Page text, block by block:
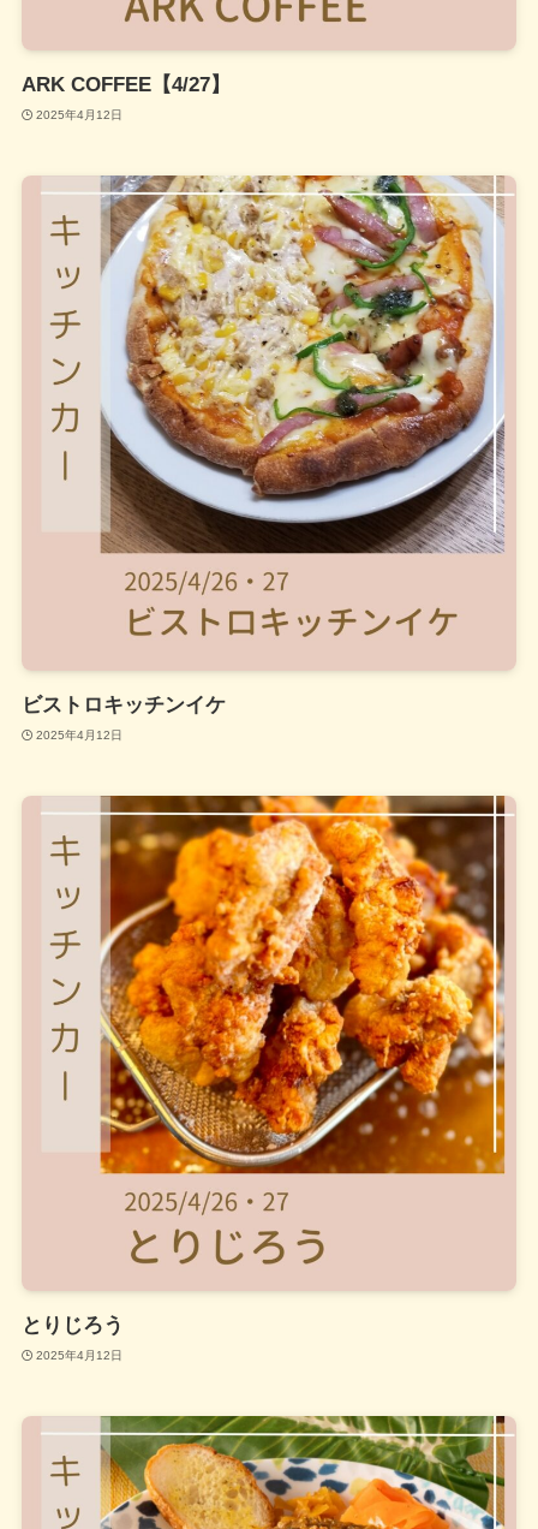
ARK COFFEE【4/27】
2025年4月12日
ビストロキッチンイケ
2025年4月12日
とりじろう
2025年4月12日